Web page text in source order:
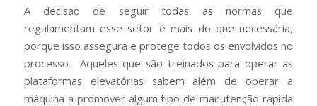
A decisão de seguir todas as normas que
regulamentam esse setor é mais do que necessária,
porque isso assegura e protege todos os envolvidos no
processo. Aqueles que são treinados para operar as
plataformas elevatórias sabem além de operar a
máquina a promover algum tipo de manutenção rápida